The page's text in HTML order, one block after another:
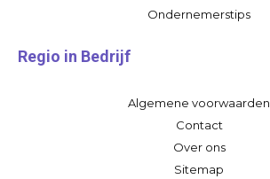
Ondernemerstips
Regio in Bedrijf
Algemene voorwaarden
Contact
Over ons
Sitemap